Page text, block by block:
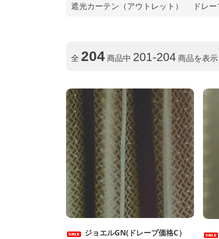
遮光カーテン（アウトレット） ドレ
全 204商品中 201-204 商品を表
ジョエルGN(ドレープ価格C）